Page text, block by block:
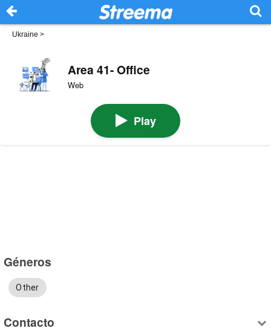
Ukraine >
Area 41- Office
Web
Play
Géneros
Other
Contacto